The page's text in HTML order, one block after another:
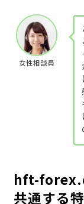
女性相談員
hft-
共通する